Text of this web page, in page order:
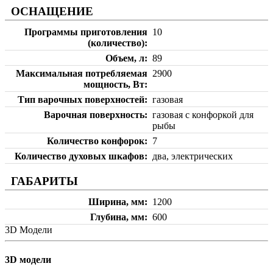
ОСНАЩЕНИЕ
Программы приготовления
(количество)
10
Объем, л
89
Максимальная потребляемая
мощность, Вт
2900
Тип варочных поверхностей
газовая
Варочная поверхность
газовая с конфоркой для
рыбы
Количество конфорок
7
Количество духовых шкафов
два, электрических
ГАБАРИТЫ
Ширина, мм
1200
Глубина, мм
600
3D Модели
3D модели